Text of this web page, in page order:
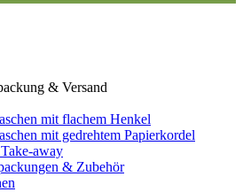
& Versand
mit flachem Henkel
mit gedrehtem Papierkordel
away
& Zubehör